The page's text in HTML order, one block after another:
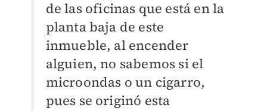
de las oficinas que está en la
planta baja de este
inmueble, al encender
alguien, no sabemos si el
microondas o un cigarro,
pues se originó esta